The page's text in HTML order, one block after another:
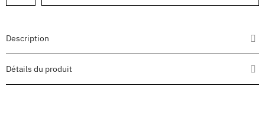
Description
Détails du produit